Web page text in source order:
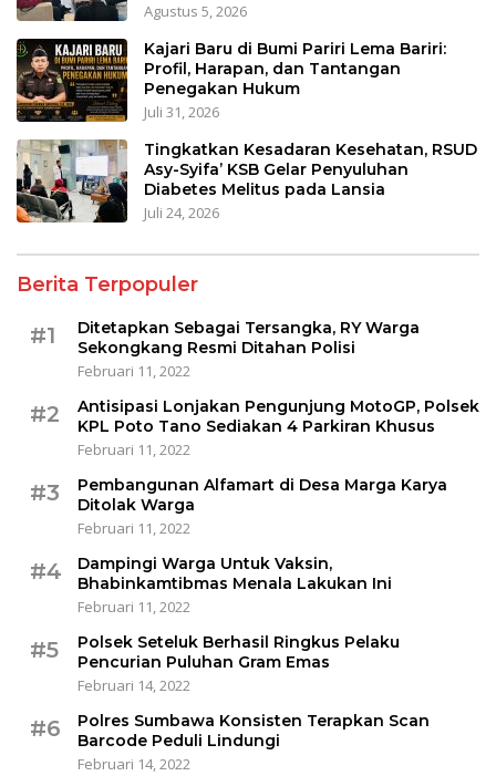
Agustus 5, 2026
Kajari Baru di Bumi Pariri Lema Bariri:
Profil, Harapan, dan Tantangan
Penegakan Hukum
Juli 31, 2026
Tingkatkan Kesadaran Kesehatan, RSUD
Asy-Syifa’ KSB Gelar Penyuluhan
Diabetes Melitus pada Lansia
Juli 24, 2026
Berita Terpopuler
#1
Ditetapkan Sebagai Tersangka, RY Warga
Sekongkang Resmi Ditahan Polisi
Februari 11, 2022
#2
Antisipasi Lonjakan Pengunjung MotoGP, Polsek
KPL Poto Tano Sediakan 4 Parkiran Khusus
Februari 11, 2022
#3
Pembangunan Alfamart di Desa Marga Karya
Ditolak Warga
Februari 11, 2022
#4
Dampingi Warga Untuk Vaksin,
Bhabinkamtibmas Menala Lakukan Ini
Februari 11, 2022
#5
Polsek Seteluk Berhasil Ringkus Pelaku
Pencurian Puluhan Gram Emas
Februari 14, 2022
#6
Polres Sumbawa Konsisten Terapkan Scan
Barcode Peduli Lindungi
Februari 14, 2022